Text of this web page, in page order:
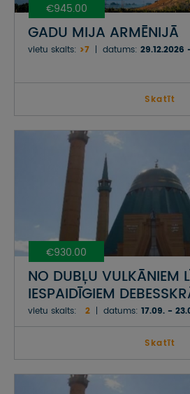
€945.00
GADU MIJA ARMĒNIJĀ
vietu skaits: >7 datums: 29.12.2026
Skatīt
€930.00
NO DUBĻU VULKĀNIEM
IESPAIDĪGIEM
AZERBAIDŽĀNA__
vietu skaits: 2 datums: 17.09. -
Skatīt